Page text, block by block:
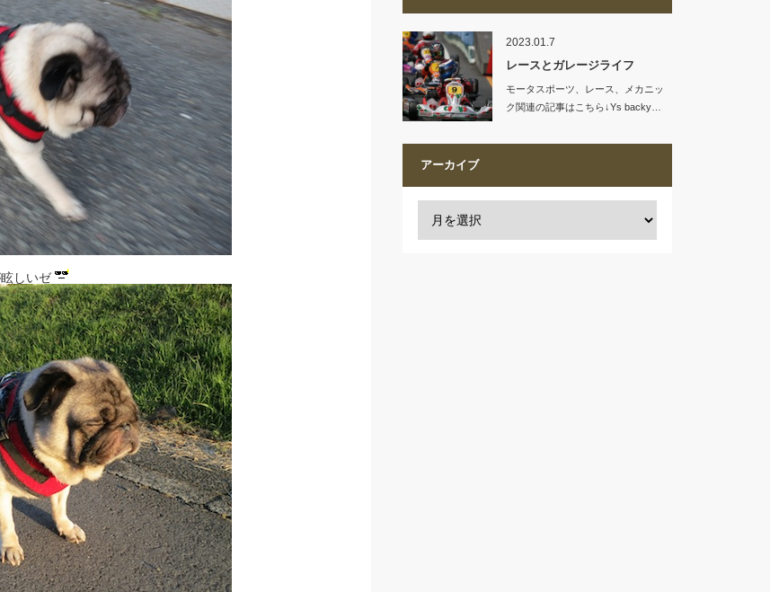
しいゼ
2023.01.7
レースとガレージライフ
モータスポーツ、レース、メカニッ
ク関連の記事はこちら↓Ys backy…
アーカイブ